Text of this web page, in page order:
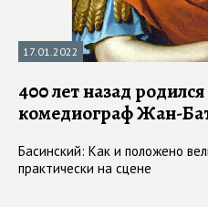
17.01.2022
400 лет назад
комедиограф Жан-
Басинский: Как и положено
прак­тически на сцене